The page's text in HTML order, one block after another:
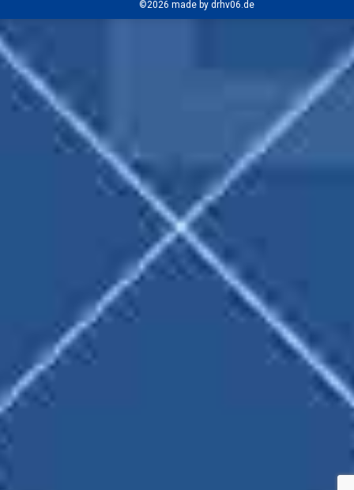
©2026 made by drhv06.de